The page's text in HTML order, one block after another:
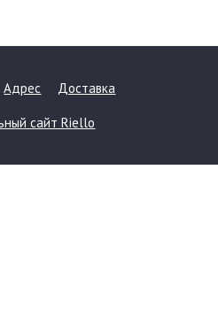
Адрес Доставка
сайт Riello